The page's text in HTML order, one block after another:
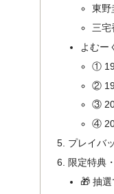
東野
三宅
よむー
①
②
③
④
プレイバ
限定特典
🎁 抽選